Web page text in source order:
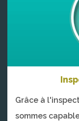
Grâce à
sommes